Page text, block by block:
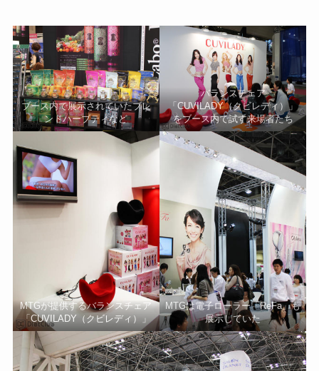
ブース内で展示されていたブレ
ンドハーブティなど
バランスチェア
「CUVILADY（クビレディ）」
をブース内で試す来場者たち
MTGが提供するバランスチェア
「CUVILADY（クビレディ）」
MTGは電子ローラー「ReFa」も
展示していた